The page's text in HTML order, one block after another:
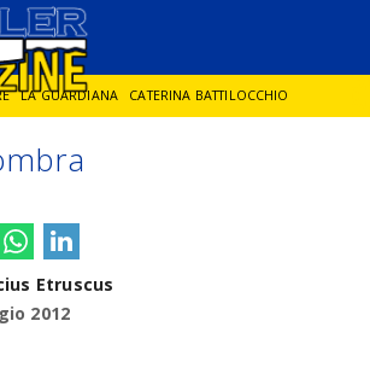
LA GUARDIANA CATERINA BATTILOCCHIO
IN CORNICE
DI PIETRA
Etruscus
2012